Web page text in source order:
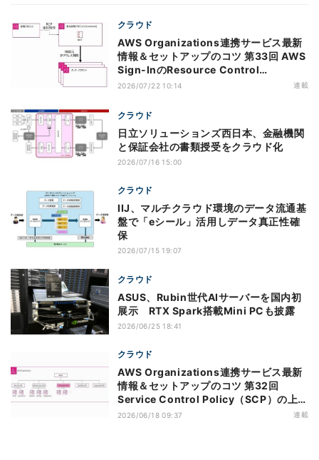
クラウド
AWS Organizations連携サービス最新
情報＆セットアップのコツ 第33回 AWS
Sign-InのResource Control
Policy（RCP）対応のメリットと注意点
2026/07/22 10:14 連載
クラウド
日立ソリューションズ西日本、金融機関
と保証会社の書類授受をクラウド化
2026/07/16 15:00
クラウド
IIJ、マルチクラウド環境のデータ流通基
盤で「eシール」活用しデータ真正性確
保
2026/07/15 19:07
クラウド
ASUS、Rubin世代AIサーバーを国内初
展示 RTX Spark搭載Mini PCも披露
2026/06/25 18:41
クラウド
AWS Organizations連携サービス最新
情報＆セットアップのコツ 第32回
Service Control Policy（SCP）の上限
緩和のアップデートがもたらすメリット
2026/06/18 09:37 連載